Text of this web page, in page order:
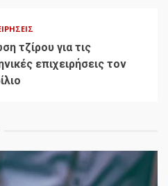
τζίρου για τις
επιχειρήσεις τον